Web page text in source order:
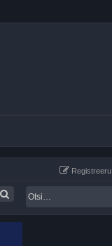
Registreeru